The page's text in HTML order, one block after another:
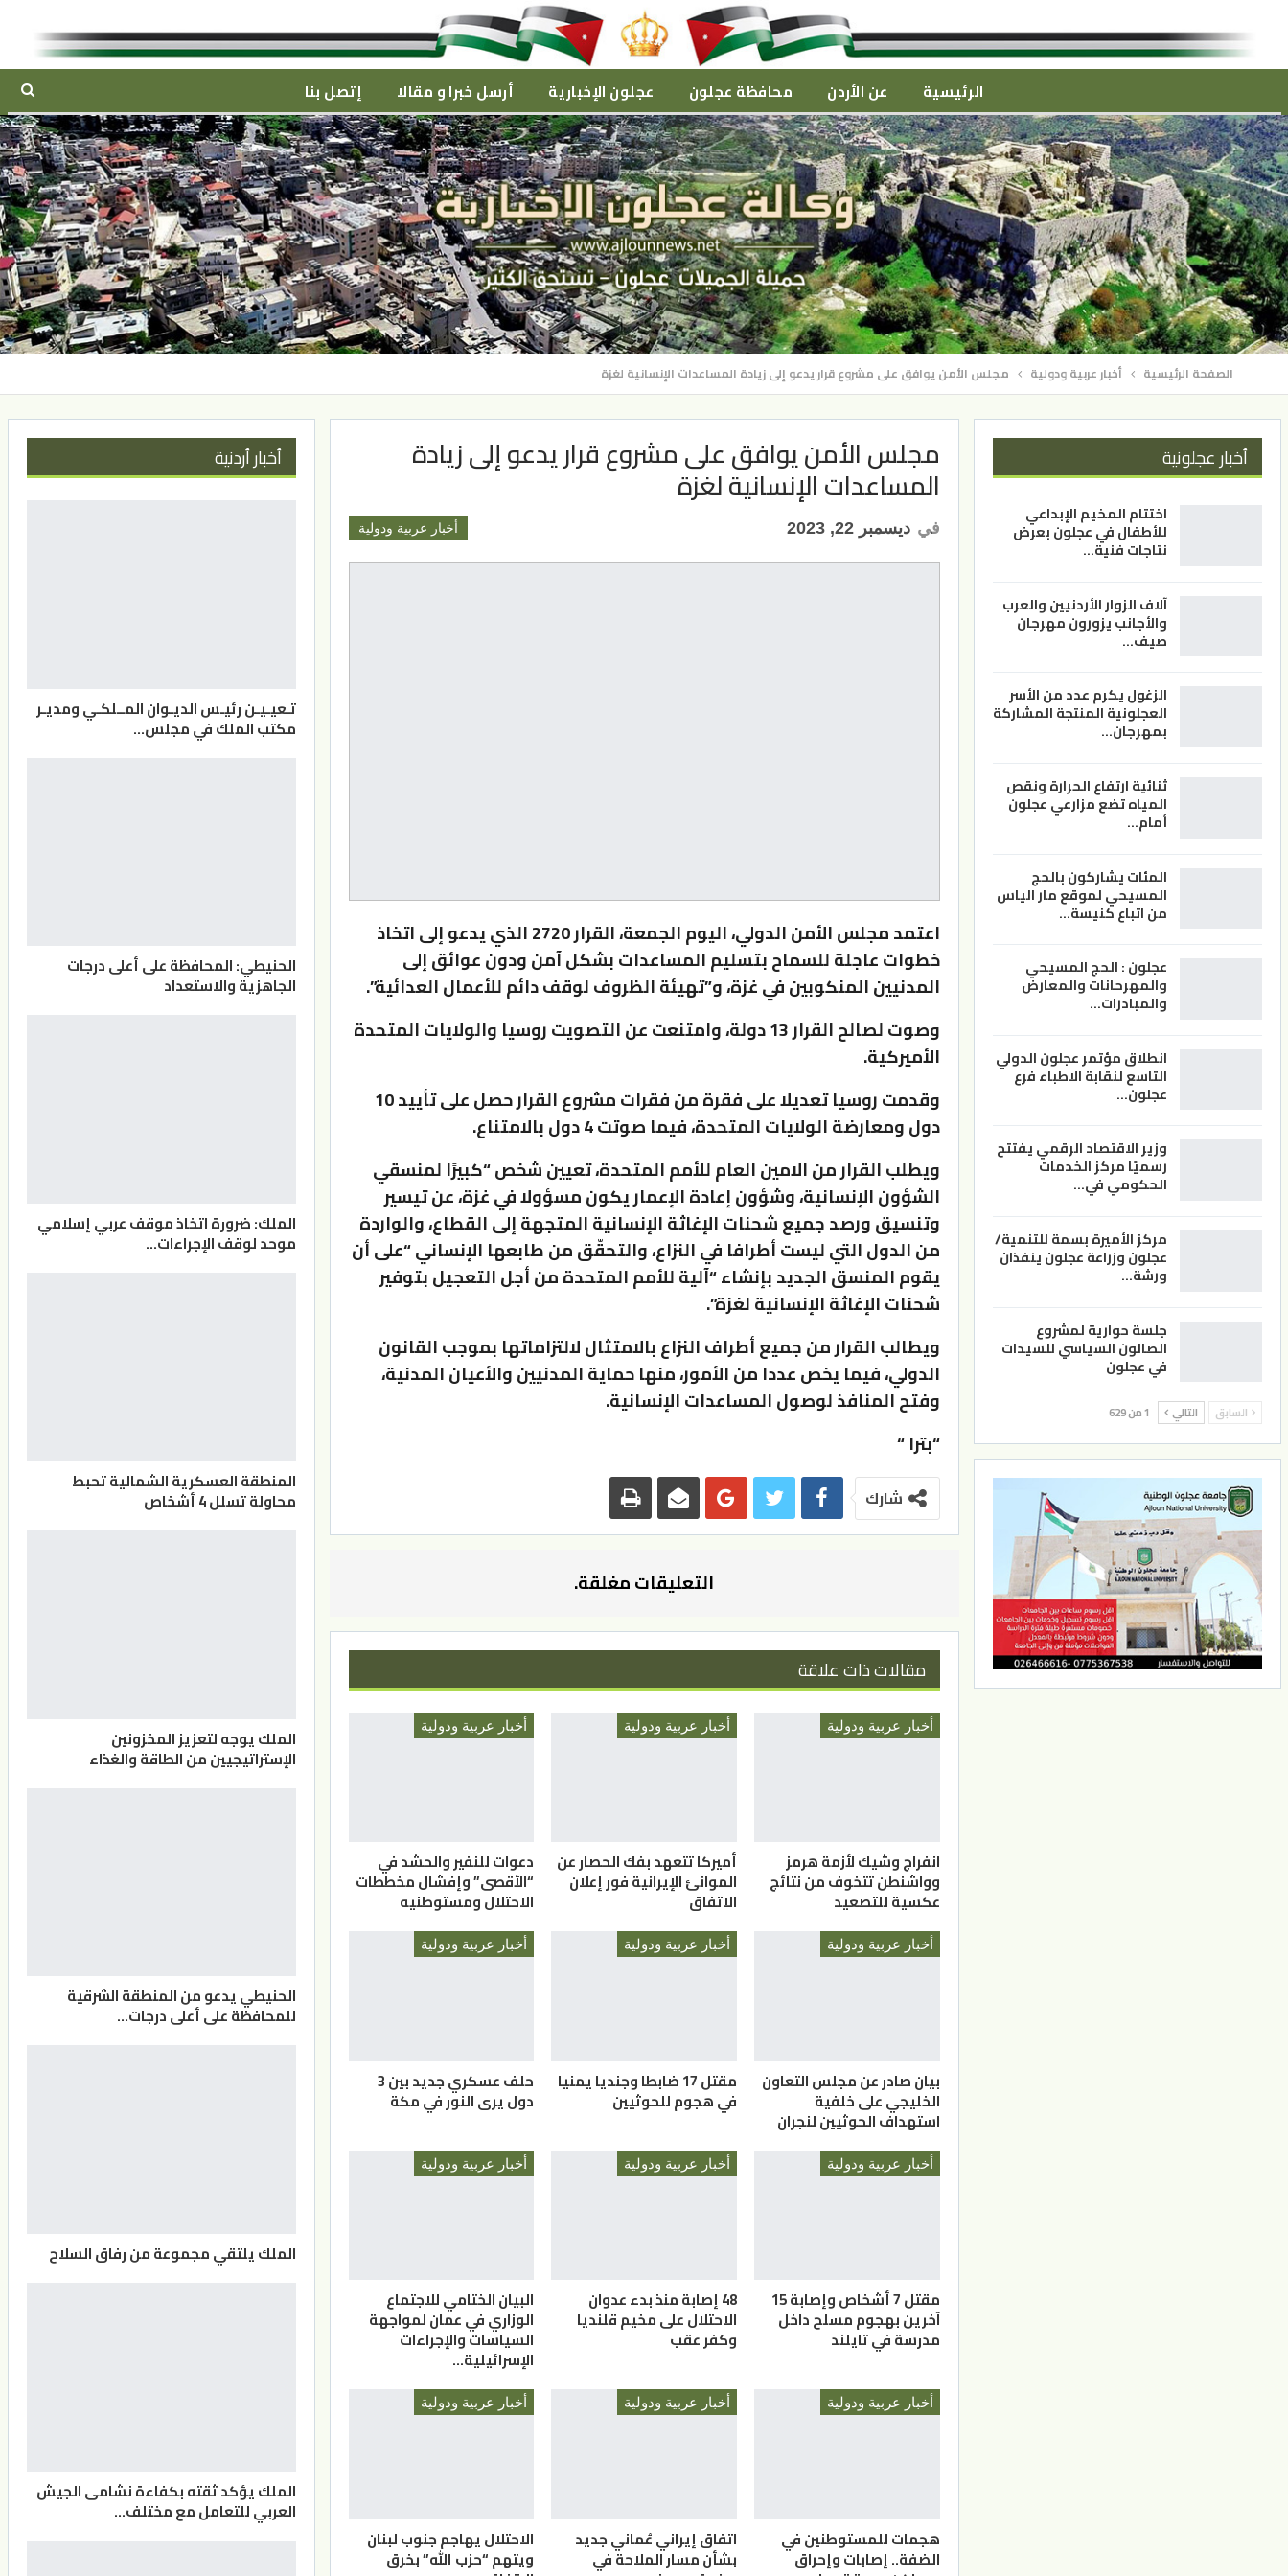
الرئيسية عن الأردن محافظة عجلون عجلون الإخبارية أرسل خبرا و مقالا إتصل بنا
الصفحة الرئيسية أخبار عربية ودولية مجلس الأمن يوافق على مشروع قرار يدعو إلى زيادة المساعدات الإنسانية لغزة
مجلس الأمن يوافق على مشروع قرار يدعو إلى زيادة
المساعدات الإنسانية لغزة
أخبار عربية ودولية في ديسمبر 22, 2023
اعتمد مجلس الأمن الدولي، اليوم الجمعة، القرار 2720 الذي يدعو إلى اتخاذ
خطوات عاجلة للسماح بتسليم المساعدات بشكل آمن ودون عوائق إلى
المدنيين المنكوبين في غزة، و”تهيئة الظروف لوقف دائم للأعمال العدائية”.
وصوت لصالح القرار 13 دولة، وامتنعت عن التصويت روسيا والولايات المتحدة
الأميركية.
وقدمت روسيا تعديلا على فقرة من فقرات مشروع القرار حصل على تأييد 10
دول ومعارضة الولايات المتحدة، فيما صوتت 4 دول بالامتناع.
ويطلب القرار من الامين العام للأمم المتحدة، تعيين شخص “كبيرًا لمنسقي
الشؤون الإنسانية، وشؤون إعادة الإعمار يكون مسؤولا في غزة، عن تيسير
وتنسيق ورصد جميع شحنات الإغاثة الإنسانية المتجهة إلى القطاع، والواردة
من الدول التي ليست أطرافا في النزاع، والتحقّق من طابعها الإنساني “على أن
يقوم المنسق الجديد بإنشاء “آلية للأمم المتحدة من أجل التعجيل بتوفير
شحنات الإغاثة الإنسانية لغزة”.
ويطالب القرار من جميع أطراف النزاع بالامتثال لالتزاماتها بموجب القانون
الدولي، فيما يخص عددا من الأمور، منها حماية المدنيين والأعيان المدنية،
وفتح المنافذ لوصول المساعدات الإنسانية.
“بترا “
شارك
التعليقات مغلقة.
مقالات ذات علاقة
أخبار عربية ودولية
انفراج وشيك لأزمة هرمز
وواشنطن تتخوف من نتائج
عكسية للتصعيد
أخبار عربية ودولية
أميركا تتعهد بفك الحصار عن
الموانئ الإيرانية فور إعلان
الاتفاق
أخبار عربية ودولية
دعوات للنفير والحشد في
“الأقصى” وإفشال مخططات
الاحتلال ومستوطنيه
أخبار عربية ودولية
بيان صادر عن مجلس التعاون
الخليجي على خلفية
استهداف الحوثيين لنجران
أخبار عربية ودولية
مقتل 17 ضابطا وجنديا يمنيا
في هجوم للحوثيين
أخبار عربية ودولية
حلف عسكري جديد بين 3
دول يرى النور في مكة
أخبار عربية ودولية
مقتل 7 أشخاص وإصابة 15
آخرين بهجوم مسلح داخل
مدرسة في تايلند
أخبار عربية ودولية
48 إصابة منذ بدء عدوان
الاحتلال على مخيم قلنديا
وكفر عقب
أخبار عربية ودولية
البيان الختامي للاجتماع
الوزاري في عمان لمواجهة
السياسات والإجراءات
الإسرائيلية…
أخبار عربية ودولية
هجمات للمستوطنين في
الضفة.. إصابات وإحراق
أخبار عربية ودولية
اتفاق إيراني عُماني جديد
بشأن مسار الملاحة في
أخبار عربية ودولية
الاحتلال يهاجم جنوب لبنان
ويتهم “حزب الله” بخرق
أخبار عجلونية
اختتام المخيم الإبداعي
للأطفال في عجلون بعرض
نتاجات فنية…
آلاف الزوار الأردنيين والعرب
والأجانب يزورون مهرجان
صيف…
الزغول يكرم عدد من الأسر
العجلونية المنتجة المشاركة
بمهرجان…
ثنائية ارتفاع الحرارة ونقص
المياه تضع مزارعي عجلون
أمام…
المئات يشاركون بالحج
المسيحي لموقع مار الياس
من اتباع كنيسة…
عجلون : الحج المسيحي
والمهرحانات والمعارض
والمبادرات…
انطلاق مؤتمر عجلون الدولي
التاسع لنقابة الاطباء فرع
عجلون…
وزير الاقتصاد الرقمي يفتتح
رسميًا مركز الخدمات
الحكومي في…
مركز الأميرة بسمة للتنمية/
عجلون وزراعة عجلون ينفذان
ورشة…
جلسة حوارية لمشروع
الصالون السياسي للسيدات
في عجلون
السابق التالي 1 من 629
أخبار أردنية
تـعيـيـن رئيـس الديـوان المــلكـي ومديـر
مكتب الملك في مجلس…
الحنيطي: المحافظة على أعلى درجات
الجاهزية والاستعداد
الملك: ضرورة اتخاذ موقف عربي إسلامي
موحد لوقف الإجراءات…
المنطقة العسكرية الشمالية تحبط
محاولة تسلل 4 أشخاص
الملك يوجه لتعزيز المخزونين
الإستراتيجيين من الطاقة والغذاء
الحنيطي يدعو من المنطقة الشرقية
للمحافظة على أعلى درجات…
الملك يلتقي مجموعة من رفاق السلاح
الملك يؤكد ثقته بكفاءة نشامى الجيش
العربي للتعامل مع مختلف…